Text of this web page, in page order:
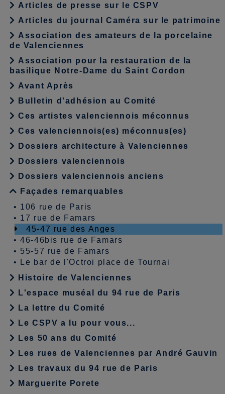
Articles de presse sur le CSPV
Articles du journal Caméra sur le patrimoine
Association des amateurs de la porcelaine
de Valenciennes
Association pour la restauration de la
basilique Notre-Dame du Saint Cordon
Avant Après
Bulletin d'adhésion au Comité
Ces artistes valenciennois méconnus
Ces valenciennois(es) méconnus(es)
Dossiers architecture à Valenciennes
Dossiers valenciennois
Dossiers valenciennois anciens
Façades remarquables
• 106 rue de Paris
• 17 rue de Famars
45-47 rue des Anges
•46-46bis rue de Famars
• 55-57 rue de Famars
•
Le bar de l'Octroi place de Tournai
Histoire de Valenciennes
L'espace muséal du 94 rue de Paris
La lettre du Comité
Le CSPV a lu pour vous...
Les 50 ans du Comité
Les rues de Valenciennes par André Gauvin
Les travaux du 94 rue de Paris
Marguerite Porete